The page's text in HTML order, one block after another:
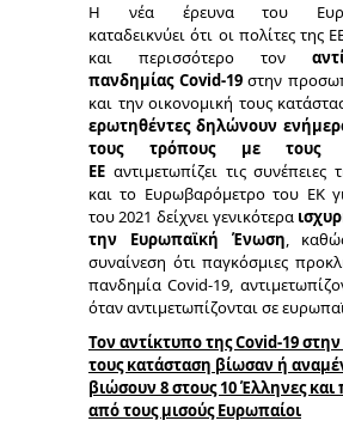
Η νέα έρευνα του
καταδεικνύει ότι οι πολίτες της
και περισσότερο τον
πανδημίας Covid-19στην
και την οικονομική τους
ερωτηθέντες δηλώνουν
τους τρόπους με τους
ΕΕ αντιμετωπίζει τις συνέπειες
και το Ευρωβαρόμετρο του ΕΚ
του 2021 δείχνει γενικότερα
την Ευρωπαϊκή Ένωση,
συναίνεση ότι παγκόσμιες
πανδημία Covid-19,
όταν αντιμετωπίζονται σε
Τον αντίκτυπο τηςCovid-19
τους κατάσταση βίωσαν ή
βιώσουν 8 στους 10 Έλληνες και
από τους μισούς Ευρωπαίοι